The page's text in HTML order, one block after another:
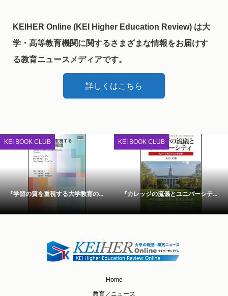
KEIHER Online (KEI Higher Education Review) は大
学・高等教育機関に関するさまざまな情報をお届けす
る教育ニュースメディアです。
詳しくはこちら
KEI BOOK CLUB
『学習の質を重視する大学教育の...
KEI BOOK CLUB
『カレッジの流儀とユニバーシテ...
Home
教育／ニュース